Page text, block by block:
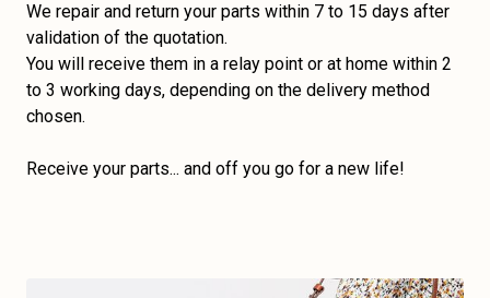
We repair and return your parts within 7 to 15 days after
validation of the quotation.
You will receive them in a relay point or at home within 2
to 3 working days, depending on the delivery method
chosen.
Receive your parts... and off you go for a new life!